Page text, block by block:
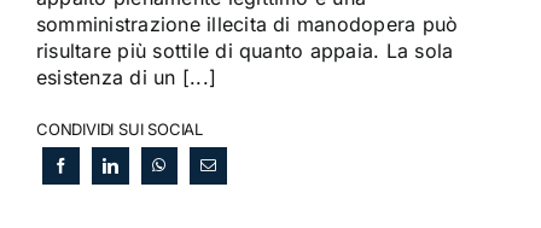
somministrazione illecita di manodopera può
risultare più sottile di quanto appaia. La sola
esistenza di un [...]
CONDIVIDI SUI SOCIAL